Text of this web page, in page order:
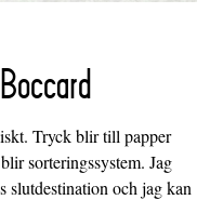
Tryck blir till papper
sorteringssystem. Jag
slutdestination och jag kan